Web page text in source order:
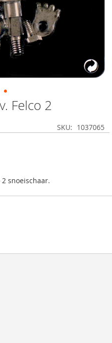
Felco 2
SKU 1037065
snoeischaar.